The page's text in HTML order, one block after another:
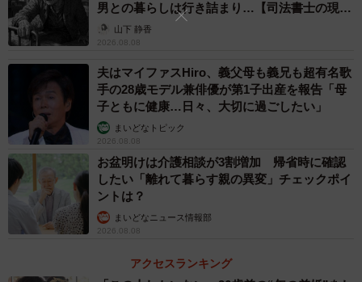
男との暮らしは行き詰まり…【司法書士の現場
から】山下 静香
2026.08.08
夫はマイファスHiro、義父母も義兄も超有名歌
手の28歳モデル兼俳優が第1子出産を報告「母
子ともに健康…日々、大切に過ごしたい」
まいどなトピック
2026.08.08
お盆明けは介護相談が3割増加 帰省時に確認
したい「離れて暮らす親の異変」チェックポイ
ントは？
まいどなニュース情報部
2026.08.08
アクセスランキング